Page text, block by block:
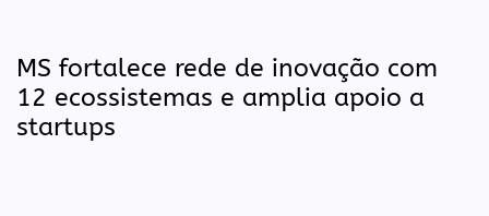
MS fortalece rede de inovação com
12 ecossistemas e amplia apoio a
startups